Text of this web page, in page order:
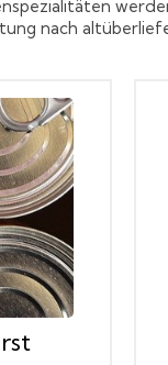
nach